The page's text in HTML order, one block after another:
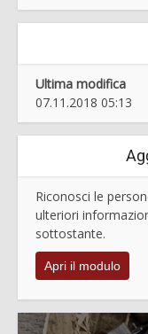
Ultima modifica
07.11.2018 05:13
Riconosci le
ulteriori
sottostante.
Apri il modulo